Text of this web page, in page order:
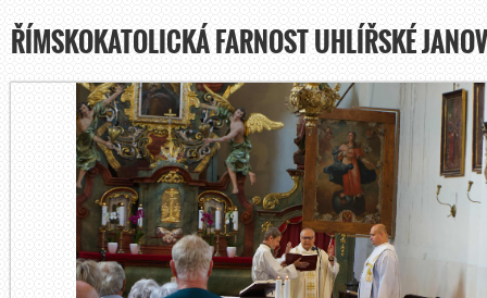
ŘÍMSKOKATOLICKÁ FARNOST UHLÍŘSKÉ